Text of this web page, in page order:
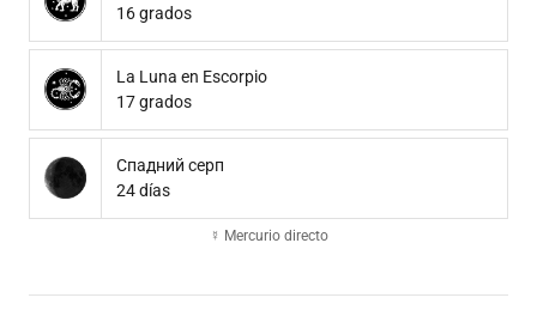
16 grados
La Luna en Escorpio
17 grados
Спадний серп
24 días
☿ Mercurio directo